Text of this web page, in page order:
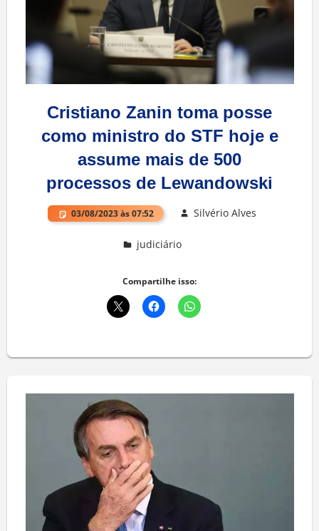
Cristiano Zanin toma posse
como ministro do STF hoje e
assume mais de 500
processos de Lewandowski
03/08/2023 às 07:52 Silvério Alves
judiciário
Compartilhe isso: